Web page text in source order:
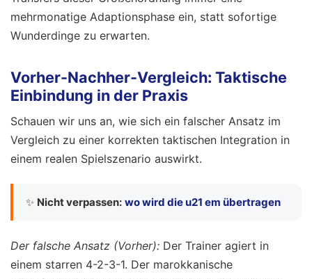
mehrmonatige Adaptionsphase ein, statt sofortige
Wunderdinge zu erwarten.
Vorher-Nachher-Vergleich: Taktische
Einbindung in der Praxis
Schauen wir uns an, wie sich ein falscher Ansatz im
Vergleich zu einer korrekten taktischen Integration in
einem realen Spielszenario auswirkt.
✨ Nicht verpassen: wo wird die u21 em übertragen
Der falsche Ansatz (Vorher): Der Trainer agiert in
einem starren 4-2-3-1. Der marokkanische